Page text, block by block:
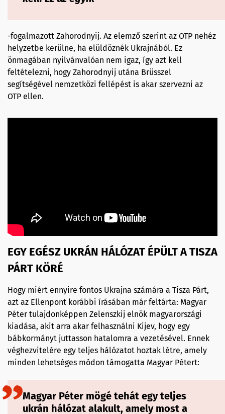
-fogalmazott Zahorodnyij. Az elemző szerint az OTP nehéz
helyzetbe kerülne, ha elüldöznék Ukrajnából. Ez
önmagában nyilvánvalóan nem igaz, így azt kell
feltételezni, hogy Zahorodnyij utána Brüsszel
segítségével nemzetközi fellépést is akar szervezni az
OTP ellen.
EGY EGÉSZ UKRÁN HÁLÓZAT ÉPÜLT A TISZA
PÁRT KÖRÉ
Hogy miért ennyire fontos Ukrajna számára a Tisza Párt,
azt az Ellenpont korábbi írásában már feltárta: Magyar
Péter tulajdonképpen Zelenszkij elnök magyarországi
kiadása, akit arra akar felhasználni Kijev, hogy egy
bábkormányt juttasson hatalomra a vezetésével. Ennek
véghezvitelére egy teljes hálózatot hoztak létre, amely
minden lehetséges módon támogatta Magyar Pétert:
Magyar Péter mögé tehát egy teljes
ukrán hálózat alakult, amely most a